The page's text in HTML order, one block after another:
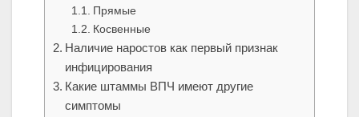
Прямые
Косвенные
Наличие наростов как первый признак
инфицирования
Какие штаммы ВПЧ имеют другие
симптомы